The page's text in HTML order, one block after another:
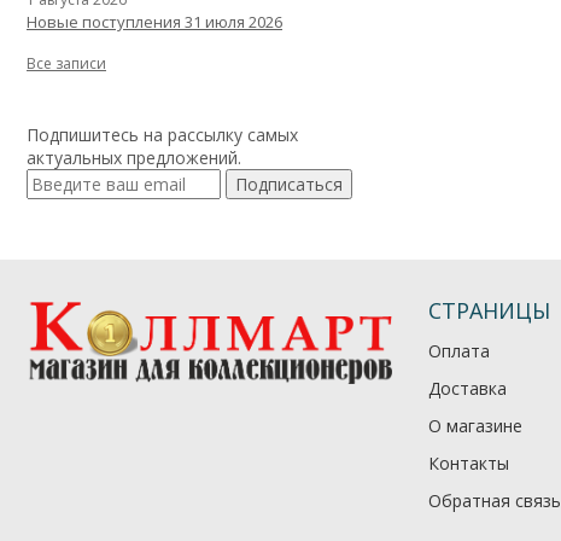
Новые поступления 31 июля 2026
Все записи
Подпишитесь на рассылку самых
актуальных предложений.
Подписаться
СТРАНИЦЫ
Оплата
Доставка
О магазине
Контакты
Обратная связь